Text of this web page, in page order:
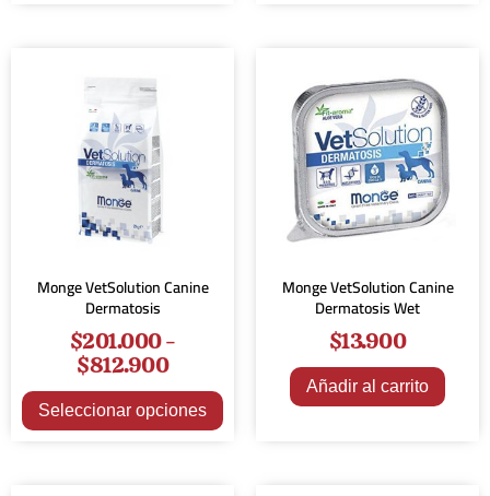
Monge VetSolution Canine
Dermatosis
$201.000-
$812.900
Seleccionar opciones
Monge VetSolution Canine
Dermatosis Wet
$13.900
Añadir al carrito